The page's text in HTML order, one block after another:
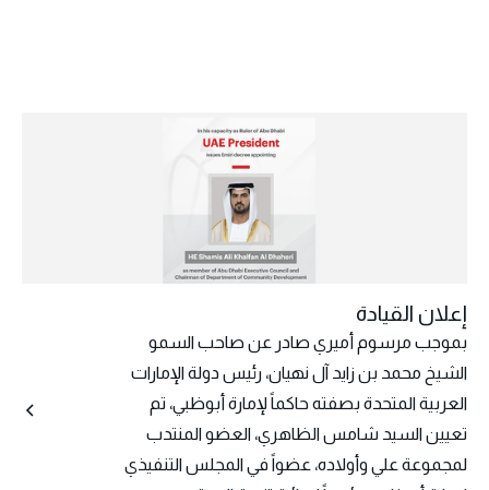
إعلان القيادة
بموجب مرسوم أميري صادر عن صاحب السمو
الشيخ محمد بن زايد آل نهيان، رئيس دولة الإمارات
العربية المتحدة بصفته حاكماً لإمارة أبوظبي، تم
تعيين السيد شامس الظاهري، العضو المنتدب
لمجموعة علي وأولاده، عضواً في المجلس التنفيذي